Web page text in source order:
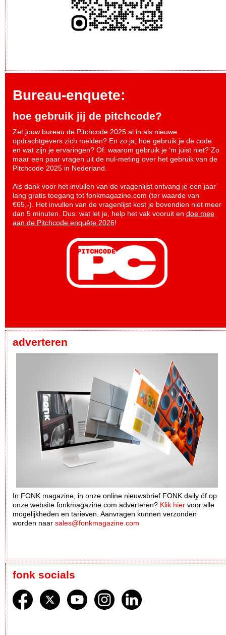
Bureau-enquete:
hoe gebruik jij de pitchcode?
Zet jouw bureau de Pitchcode 2025 al in als nieuwe
opdrachtgevers zich melden? En zo ja, hoe gebruik je de code
en wat zijn je ervaringen? Of: waarom gebruik je ‘m juist niet? Zo
maar een paar vragen uit de nul-meting over het gebruik van de
Pitchcode 2025 in Nederland.
Als dank voor het invullen van de vragenlijst ontvang je een jaar
lang gratis toegang tot fonkmagazine.com (ter waarde van
€65,-). Het invullen van de vragenlijst kost je bovendien niet meer
dan 5 minuten. Dus: wat let je, help het vak vooruit en doe mee
aan de Pitchcode enquête 2026!
adverteren
In FONK magazine, in onze online nieuwsbrief FONK daily óf op
onze website fonkmagazine.com adverteren? Klik hier voor alle
mogelijkheden en tarieven. Aanvragen kunnen verzonden
worden naar sales@fonkmagazine.com
fonk socials